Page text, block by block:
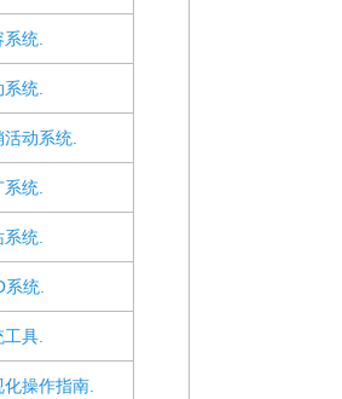
统.
统.
动系统.
统.
统.
系统.
具.
化操作指南.